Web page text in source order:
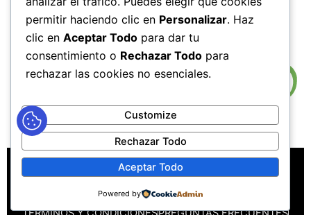
Lunes a Jueves de 7:30 AM a 11:30 AM y de 2:00 PM a 5:00
PM
MAPA DEL SITIOPOLÍTICAS DE PRIVACIDAD
POLÍTICAS DE DERECHOS DE AUTOR
POLÍTICA DE TRATAMIENTO DE DATOS PERSONALES
permitir haciendo clic en Personalizar. Haz
clic en Aceptar Todo para dar tu
consentimiento o Rechazar Todo para
rechazar las cookies no esenciales.
Customize
Rechazar Todo
Aceptar Todo
Powered by